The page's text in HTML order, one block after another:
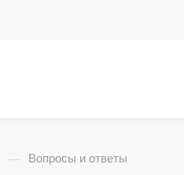
— Вопросы и ответы